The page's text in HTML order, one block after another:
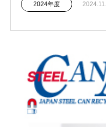
2024年度